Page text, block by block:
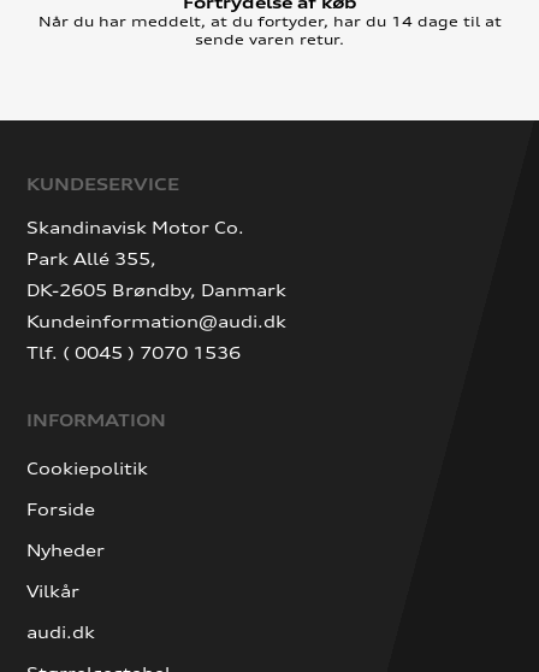
Når du har meddelt, at du fortyder, har du 14 dage til at
sende varen retur.
KUNDESERVICE
Skandinavisk Motor Co.
Park Allé 355,
DK-2605 Brøndby, Danmark
Kundeinformation@audi.dk
Tlf. ( 0045 ) 7070 1536
INFORMATION
Cookiepolitik
Forside
Nyheder
Vilkår
audi.dk